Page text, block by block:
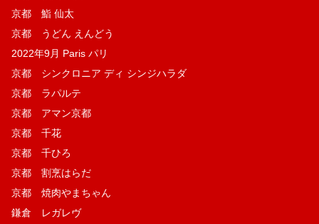
京都 鮨 仙太
京都 うどん えんどう
2022年9月 Paris パリ
京都 シンクロニア ディ シンジハラダ
京都 ラパルテ
京都 アマン京都
京都 千花
京都 千ひろ
京都 割烹はらだ
京都 焼肉やまちゃん
鎌倉 レガレヴ